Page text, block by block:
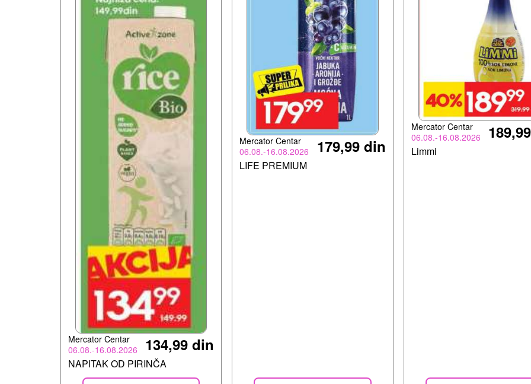
Mercator Centar
06.08.-16.08.2026
134,99 din
NAPITAK OD PIRINČA
Mercator Centar
06.08.-16.08.2026
179,99 din
LIFE PREMIUM
Mercator Centar
06.08.-16.08.2026
Limmi